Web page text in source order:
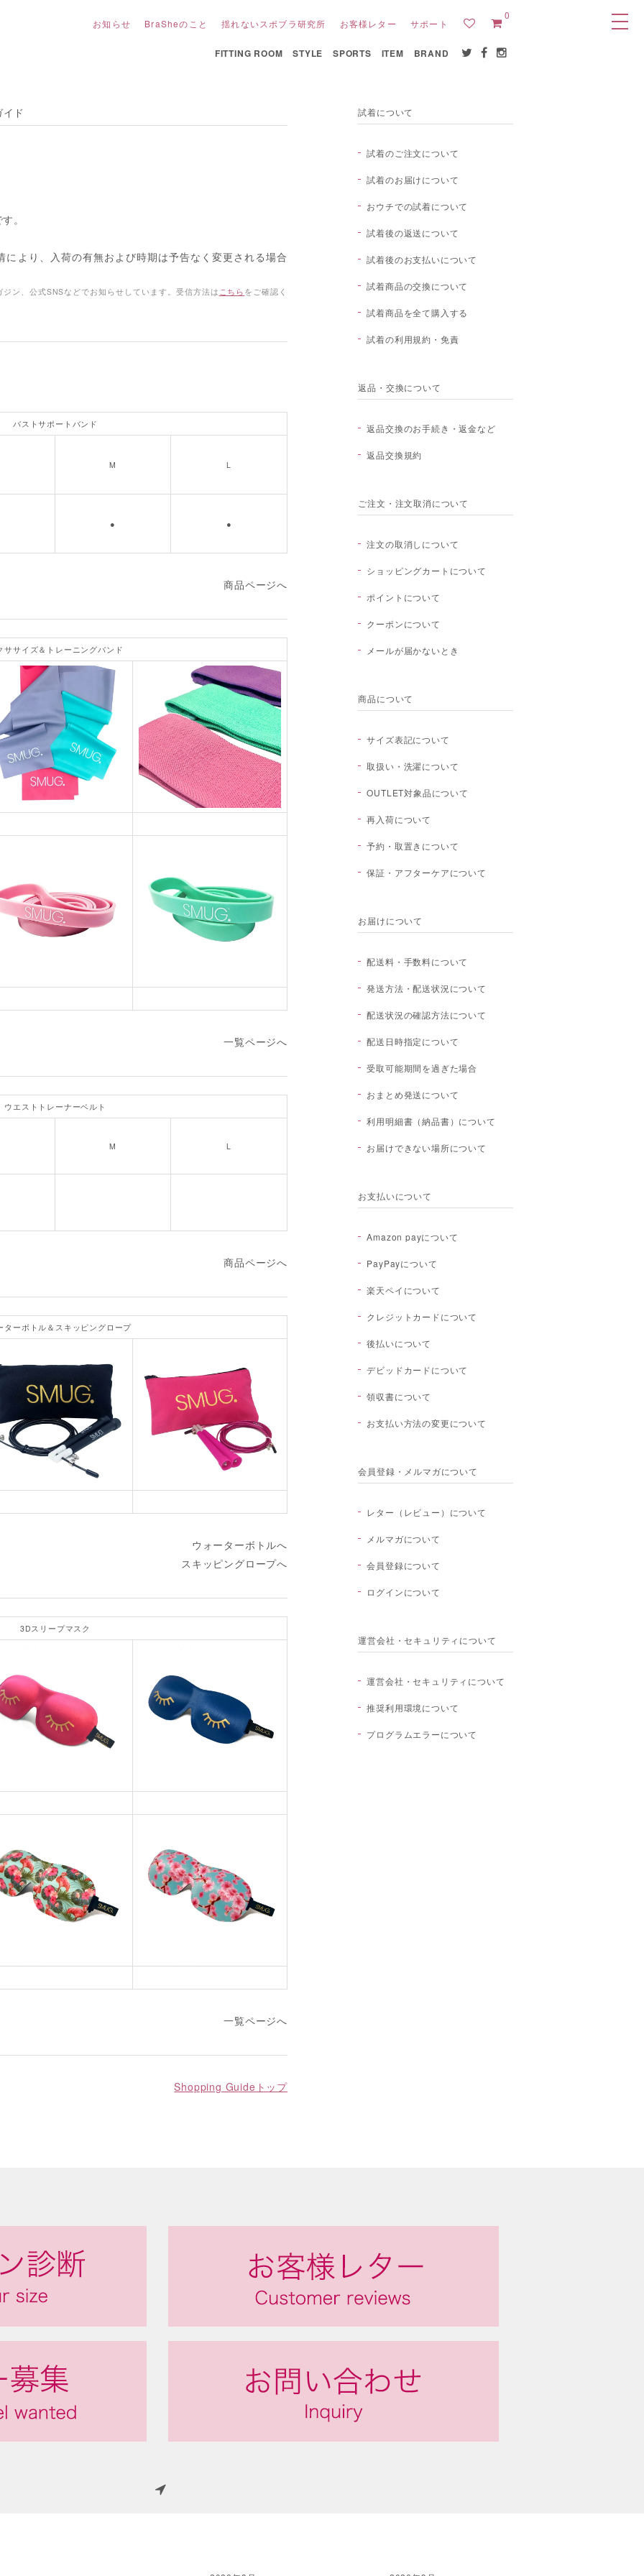
お知らせ BraSheのこと 揺れないスポブラ研究所 お客様レター サポート
0
FITTING ROOM STYLE SPORTS ITEM BRAND
試着について
試着のご注文について
試着のお届けについて
おウチでの試着について
試着後の返送について
試着後のお支払いについて
試着商品の交換について
試着商品を全て購入する
試着の利用規約・免責
返品・交換について
返品交換のお手続き・返金など
返品交換規約
ご注文・注文取消について
注文の取消しについて
ショッピングカートについて
ポイントについて
クーポンについて
メールが届かないとき
商品について
サイズ表記について
取扱い・洗濯について
OUTLET対象品について
再入荷について
予約・取置きについて
保証・アフターケアについて
お届けについて
配送料・手数料について
発送方法・配送状況について
配送状況の確認方法について
配送日時指定について
受取可能期間を過ぎた場合
おまとめ発送について
利用明細書（納品書）について
お届けできない場所について
お支払いについて
Amazon payについて
PayPayについて
楽天ペイについて
クレジットカードについて
後払いについて
デビッドカードについて
領収書について
お支払い方法の変更について
会員登録・メルマガについて
レター（レビュー）について
メルマガについて
会員登録について
ログインについて
運営会社・セキュリティについて
運営会社・セキュリティについて
推奨利用環境について
プログラムエラーについて
ド
。
より、入荷の有無および時期は予告なく変更される場合
ン、公式SNSなどでお知らせしています。受信方法は こちら をご確認く
バストサポートバンド
M L
● ●
商品ページへ
ササイズ＆トレーニングバンド
一覧ページへ
ウエストトレーナーベルト
M L
商品ページへ
ターボトル＆スキッピングロープ
ウォーターボトルへ
スキッピングロープへ
3Dスリープマスク
一覧ページへ
Shopping Guideトップ